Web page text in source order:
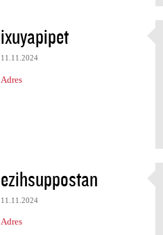
ixuyapipet
11.11.2024
Adres
ezihsuppostan
11.11.2024
Adres